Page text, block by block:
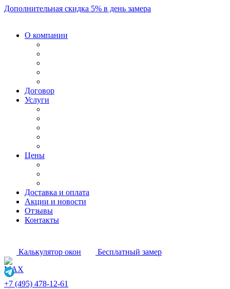
Дополнительная скидка 5% в день замера
О компании
Договор
Услуги
Цены
Доставка и оплата
Акции и новости
Отзывы
Контакты
Калькулятор окон Бесплатный замер
+7 (495) 478-12-61